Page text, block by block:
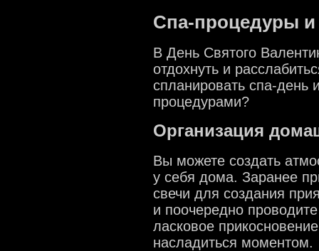
Спа-процедуры и
В День Святого
отдохнуть и
спланировать спа-день
процедурами?
Организация
Вы можете создать
у себя дома. Заранее
свечи для создания
и поочередно
ласковое
насладиться моментом.